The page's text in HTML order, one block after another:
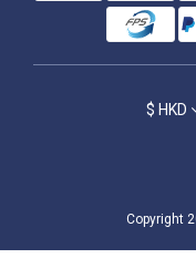
$ HKD
Copyright